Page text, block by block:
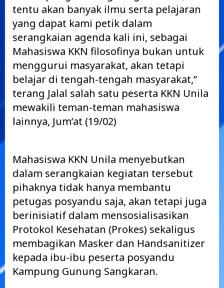
tentu akan banyak ilmu serta pelajaran
yang dapat kami petik dalam
serangkaian agenda kali ini, sebagai
Mahasiswa KKN filosofinya bukan untuk
menggurui masyarakat, akan tetapi
belajar di tengah-tengah masyarakat,”
terang Jalal salah satu peserta KKN Unila
mewakili teman-teman mahasiswa
lainnya, Jum’at (19/02)
Mahasiswa KKN Unila menyebutkan
dalam serangkaian kegiatan tersebut
pihaknya tidak hanya membantu
petugas posyandu saja, akan tetapi juga
berinisiatif dalam mensosialisasikan
Protokol Kesehatan (Prokes) sekaligus
membagikan Masker dan Handsanitizer
kepada ibu-ibu peserta posyandu
Kampung Gunung Sangkaran.